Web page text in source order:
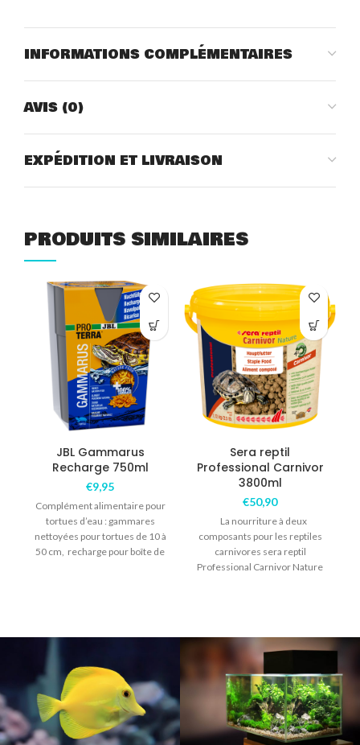
INFORMATIONS COMPLÉMENTAIRES
AVIS (0)
EXPÉDITION ET LIVRAISON
PRODUITS SIMILAIRES
JBL Gammarus
Recharge 750ml
€9,95
Complément alimentaire pour
tortues d’eau : gammares
nettoyées pour tortues de 10 à
50 cm, recharge pour boîte de
Sera reptil
Professional Carnivor
3800ml
€50,90
La nourriture à deux
composants pour les reptiles
carnivores sera reptil
Professional Carnivor Nature